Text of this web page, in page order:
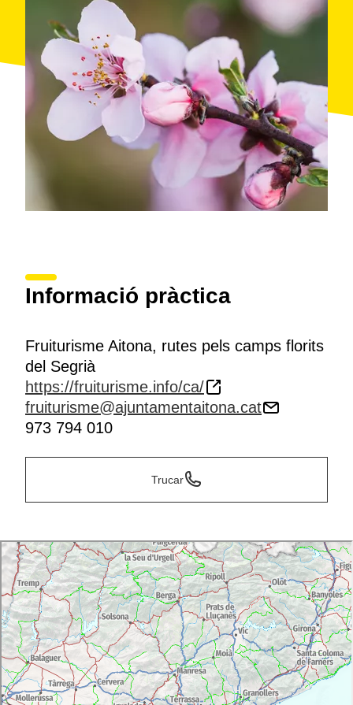
t’ofereix maneres singulars de gaudir del paisatge
rosat: vols en globus aerostàtic per admirar la floració
des de l’aire, o nits sota les estrelles enmig dels
camps, amb copa de cava i esmorzar amb productes
locals. Un autèntic espectacle de la natura que
vesteix el Baix Segrià amb més de 8.500 hectàrees
d’arbres fruiters en flor.
Informació pràctica
Fruiturisme Aitona, rutes pels camps florits
del Segrià
https://fruiturisme.info/ca/
fruiturisme@ajuntamentaitona.cat
973 794 010
Trucar